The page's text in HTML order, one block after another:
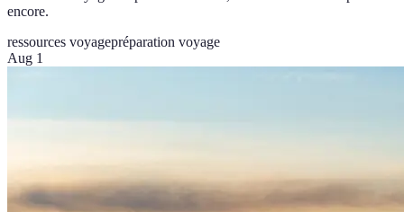
encore.
ressources voyagepréparation voyage
Aug 1